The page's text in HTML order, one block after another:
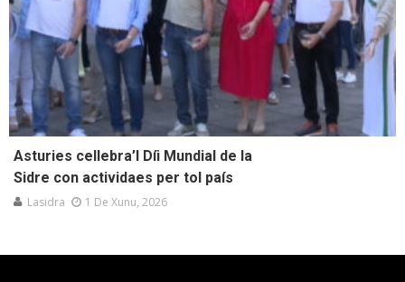
Asturies cellebra’l Díi Mundial de la
Sidre con actividaes per tol país
Lasidra 1 De Xunu, 2026